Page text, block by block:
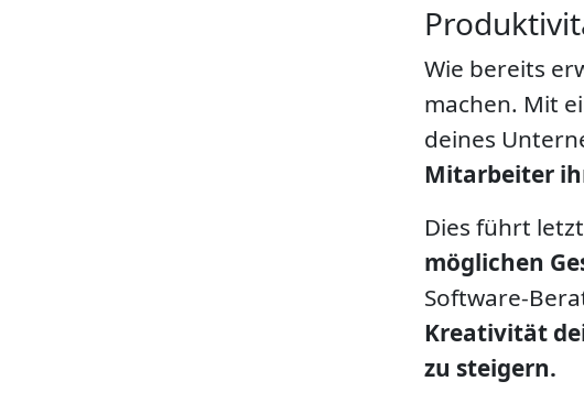
Wie bereits
machen. Mit
deines
Mitarbeiter
Dies führt
möglichen
Software-
Kreativität
zu steigern.